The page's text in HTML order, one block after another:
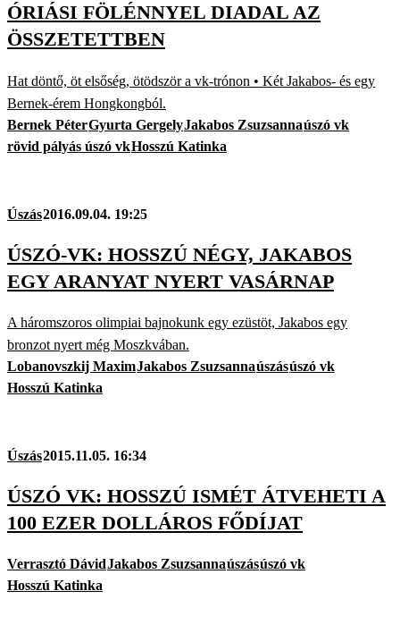
ÓRIÁSI FÖLÉNNYEL DIADAL AZ
ÖSSZETETTBEN
Hat döntő, öt elsőség, ötödször a vk-trónon • Két Jakabos- és egy
Bernek-érem Hongkongból.
Bernek PéterGyurta GergelyJakabos Zsuzsannaúszó vk
rövid pályás úszó vkHosszú Katinka
Úszás2016.09.04. 19:25
ÚSZÓ-VK: HOSSZÚ NÉGY, JAKABOS
EGY ARANYAT NYERT VASÁRNAP
A háromszoros olimpiai bajnokunk egy ezüstöt, Jakabos egy
bronzot nyert még Moszkvában.
Lobanovszkij MaximJakabos Zsuzsannaúszásúszó vk
Hosszú Katinka
Úszás2015.11.05. 16:34
ÚSZÓ VK: HOSSZÚ ISMÉT ÁTVEHETI A
100 EZER DOLLÁROS FŐDÍJAT
Verrasztó DávidJakabos Zsuzsannaúszásúszó vk
Hosszú Katinka